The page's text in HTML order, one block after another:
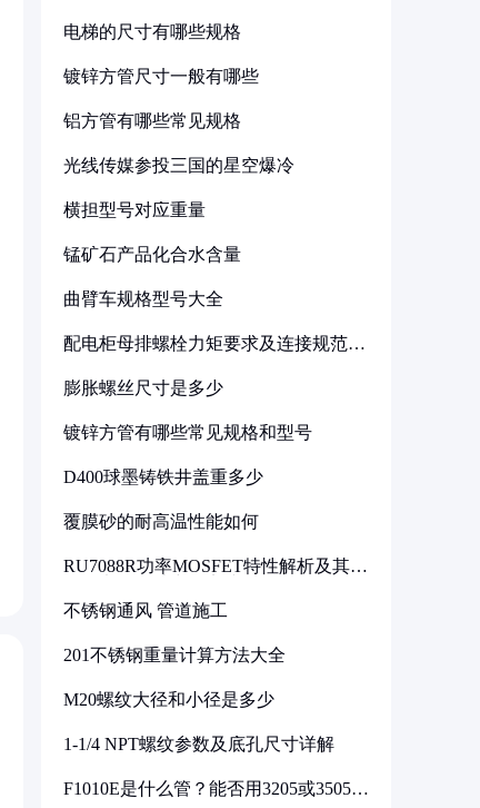
电梯的尺寸有哪些规格
镀锌方管尺寸一般有哪些
铝方管有哪些常见规格
光线传媒参投三国的星空爆冷
横担型号对应重量
锰矿石产品化合水含量
曲臂车规格型号大全
配电柜母排螺栓力矩要求及连接规范详
膨胀螺丝尺寸是多少
镀锌方管有哪些常见规格和型号
D400球墨铸铁井盖重多少
覆膜砂的耐高温性能如何
RU7088R功率MOSFET特性解析及其在
不锈钢通风 管道施工
201不锈钢重量计算方法大全
M20螺纹大径和小径是多少
1-1/4 NPT螺纹参数及底孔尺寸详解
F1010E是什么管？能否用3205或3505代